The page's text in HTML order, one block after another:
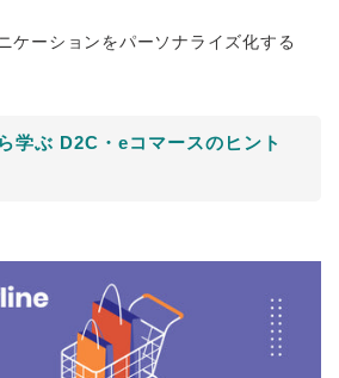
ケーションをパーソナライズ化する
学ぶ D2C・eコマースのヒント